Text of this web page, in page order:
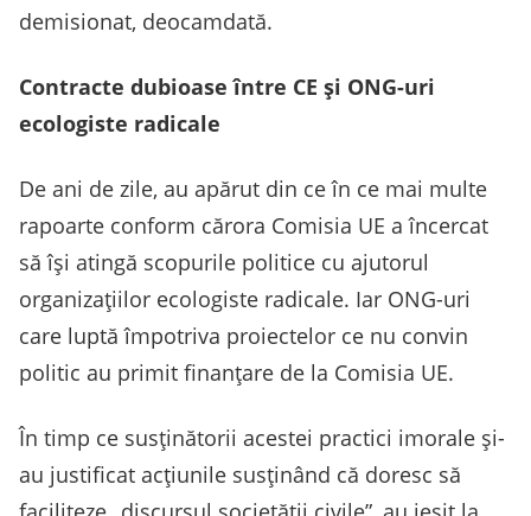
demisionat, deocamdată.
Contracte dubioase între CE și ONG-uri
ecologiste radicale
De ani de zile, au apărut din ce în ce mai multe
rapoarte conform cărora Comisia UE a încercat
să își atingă scopurile politice cu ajutorul
organizațiilor ecologiste radicale. Iar ONG-uri
care luptă împotriva proiectelor ce nu convin
politic au primit finanțare de la Comisia UE.
În timp ce susținătorii acestei practici imorale și-
au justificat acțiunile susținând că doresc să